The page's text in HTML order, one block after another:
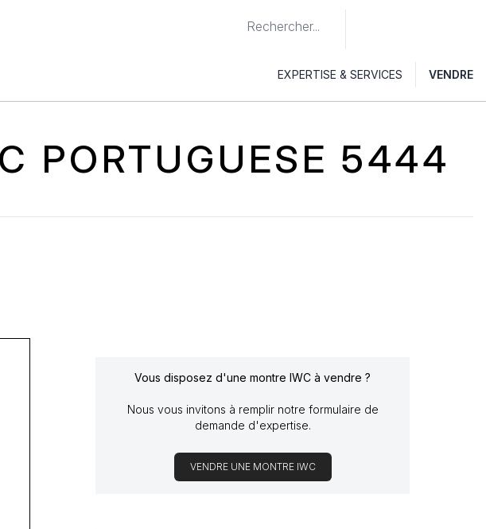
EXPERTISE & SERVICES VENDRE
PORTUGUESE 5444
Vous disposez d'une montre IWC à vendre ?
Nous vous invitons à remplir notre formulaire de
demande d'expertise.
VENDRE UNE MONTRE IWC